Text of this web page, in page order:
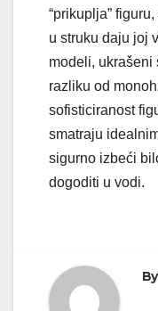
“prikuplja”
u struku daju joj
modeli, ukrašeni
razliku od
sofisticiranost
smatraju
sigurno izbeći
dogoditi u vodi.
By